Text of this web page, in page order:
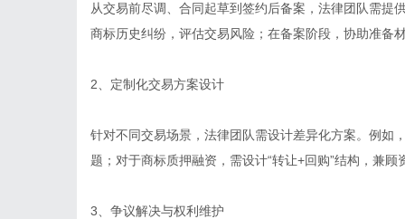
从交易前尽调、合同起草到签约后备案，法律团队需提
商标历史纠纷，评估交易风险；在备案阶段，协助准备
2、定制化交易方案设计
针对不同交易场景，法律团队需设计差异化方案。例如
题；对于商标质押融资，需设计“转让+回购”结构，兼顾
3、争议解决与权利维护